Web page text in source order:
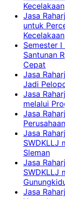
Kecelakaan
Jasa
untuk
Kecelakaan
Semester I
Santunan
Cepat
Jasa
Jadi
Jasa
melalui
Jasa
Jasa
SWDKLLJ
Sleman
Jasa
SWDKLLJ
Jasa